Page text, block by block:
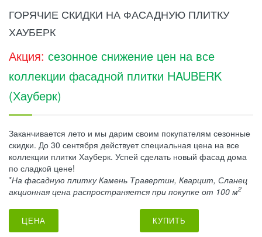
ГОРЯЧИЕ СКИДКИ НА ФАСАДНУЮ ПЛИТКУ
ХАУБЕРК
Акция: сезонное снижение цен на все
коллекции фасадной плитки HAUBERK
(Хауберк)
Заканчивается лето и мы дарим своим покупателям сезонные
скидки. До 30 сентября действует специальная цена на все
коллекции плитки Хауберк. Успей сделать новый фасад дома
по сладкой цене!
*На фасадную плитку Камень Травертин, Кварцит, Сланец
акционная цена распространяется при покупке от 100 м2
ЦЕНА КУПИТЬ